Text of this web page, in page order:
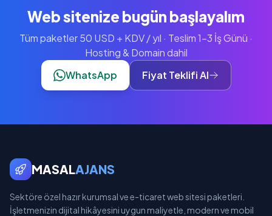
Web sitenize bugün başlayalım
Tüm paketler 50 USD + KDV / yıl · Teslim 1-3 İş Günü ·
Hosting & Domain dahil
WhatsApp
Fiyat Teklifi Al
MASALAJANS
Sektöre özel hazır kurumsal ve e-ticaret web sitesi paketleri.
İşletmenizin dijital hikâyesini uygun maliyetle, modern ve mobil